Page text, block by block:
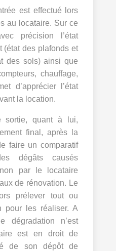
est effectué lors
au locataire. Sur ce
précision l’état
(état des plafonds et
des sols) ainsi que
chauffage,
d’apprécier l’état
la location.
sortie, quant à lui,
final, après la
faire un comparatif
dégâts causés
par le locataire
de rénovation. Le
prélever tout ou
pour les réaliser. A
dégradation n’est
est en droit de
de son dépôt de